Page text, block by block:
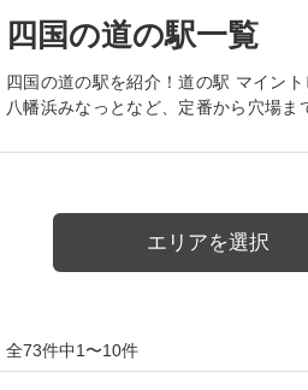
四国の道の駅一覧
四国の道の駅を紹介！道の駅 マイン
八幡浜みなっとなど、定番から穴場ま
エリアを選択
全73件中1〜10件